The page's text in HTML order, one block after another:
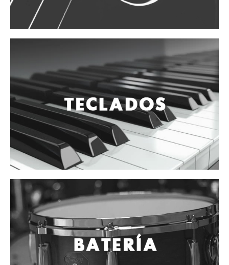
Guiros
Vientos
Micrófonos
Mano alámbrico
Instrumento alámbrico
Inalámbrico de mano
Inalámbrico diadema y solapa
Inalámbrico para instrumento
Corro y escenario
Instalaciones
Cámara, computadora y celular
Pedestales y soportes
Accesorios